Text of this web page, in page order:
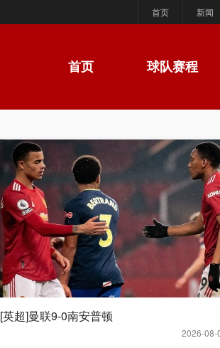
首页 新闻
首页 球队赛程
2026-08-
[英超]曼联9-0南安普顿